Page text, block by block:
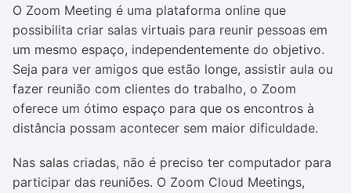
O Zoom Meeting é uma plataforma online que
possibilita criar salas virtuais para reunir pessoas em
um mesmo espaço, independentemente do objetivo.
Seja para ver amigos que estão longe, assistir aula ou
fazer reunião com clientes do trabalho, o Zoom
oferece um ótimo espaço para que os encontros à
distância possam acontecer sem maior dificuldade.
Nas salas criadas, não é preciso ter computador para
participar das reuniões. O Zoom Cloud Meetings,